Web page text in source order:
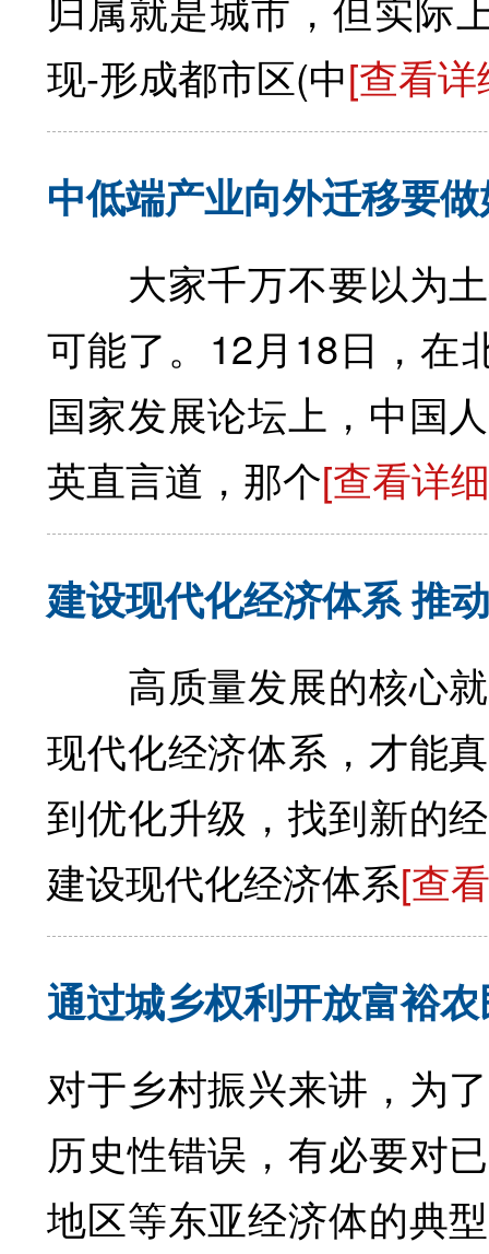
现-形成都市区(中[查看详
中低端产业向外迁移要
大家千万不要以为土
可能了。12月18日，在
国家发展论坛上，中国
英直言道，那个[查看详
建设现代化经济体系 推
高质量发展的核心就
现代化经济体系，才能
到优化升级，找到新
建设现代化经济体系[查
通过城乡权利开放富裕
对于乡村振兴来讲，为
历史性错误，有必要对
地区等东亚经济体的典